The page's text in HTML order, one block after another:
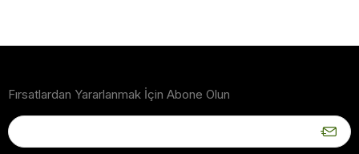
Fırsatlardan Yararlanmak İçin Abone Olun